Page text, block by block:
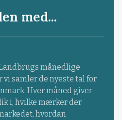
med...
månedlige
samler de nyeste tal for
Hver måned giver
i, hvilke mærker der
hvordan